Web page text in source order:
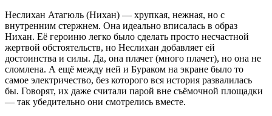
Неслихан Атагюль (Нихан) — хрупкая, нежная, но с
внутренним стержнем. Она идеально вписалась в образ
Нихан. Её героиню легко было сделать просто несчастной
жертвой обстоятельств, но Неслихан добавляет ей
достоинства и силы. Да, она плачет (много плачет), но она не
сломлена. А ещё между ней и Бураком на экране было то
самое электричество, без которого вся история развалилась
бы. Говорят, их даже считали парой вне съёмочной площадки
— так убедительно они смотрелись вместе.